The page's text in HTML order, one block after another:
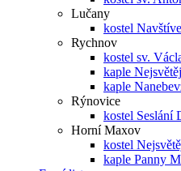
Lučany
kostel
Rychnov
kostel sv.
kaple
kaple
Rýnovice
kostel Seslání
Horní Maxov
kostel
kaple Panny